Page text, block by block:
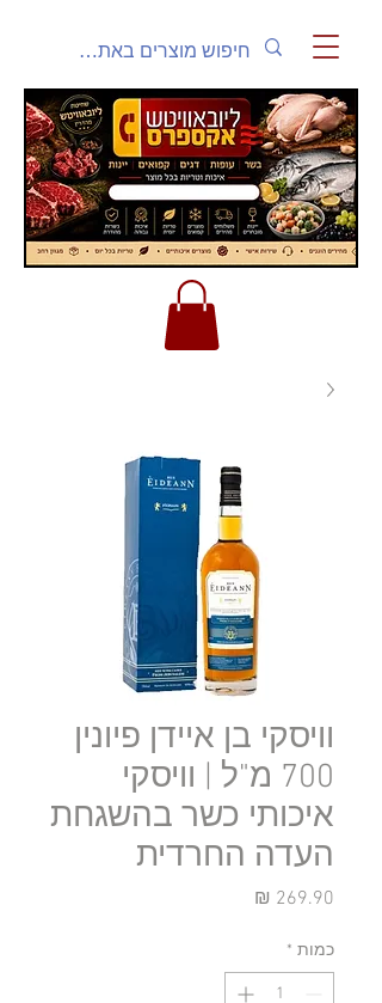
וויסקי בן איידן פיונין
700 מ"ל | וויסקי
איכותי כשר בהשגחת
העדה החרדית
כמות *